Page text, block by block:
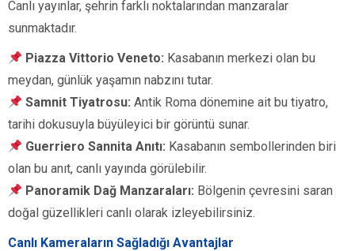
Canlı yayınlar, şehrin farklı noktalarından manzaralar
sunmaktadır.
Piazza Vittorio Veneto: Kasabanın merkezi olan bu
meydan, günlük yaşamın nabzını tutar.
Samnit Tiyatrosu: Antik Roma dönemine ait bu tiyatro,
tarihi dokusuyla büyüleyici bir görüntü sunar.
Guerriero Sannita Anıtı: Kasabanın sembollerinden biri
olan bu anıt, canlı yayında görülebilir.
Panoramik Dağ Manzaraları: Bölgenin çevresini saran
doğal güzellikleri canlı olarak izleyebilirsiniz.
Canlı Kameraların Sağladığı Avantajlar